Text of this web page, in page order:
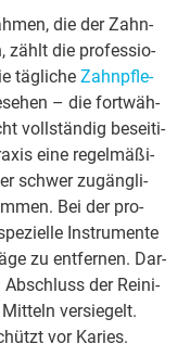
die der Zahn­
zählt die pro­fes­sio­
täg­li­che Zahn­pfle­
– die fort­wäh­
voll­stän­dig be­sei­ti­
ei­ne re­gel­mä­ßi­
schwer zu­gäng­li­
Bei der pro­
In­stru­men­te
zu ent­fer­nen. Dar­
Ab­schluss der Rei­ni­
ver­sie­gelt.
vor Ka­ries.